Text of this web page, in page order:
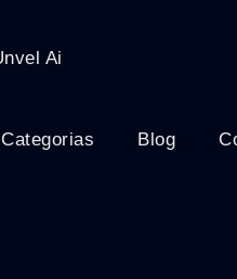
Categorias Blog